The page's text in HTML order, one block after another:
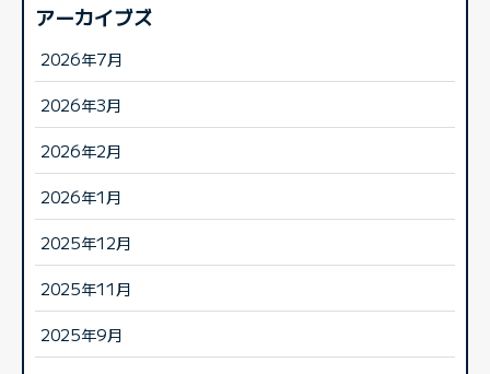
アーカイブズ
2026年7月
2026年3月
2026年2月
2026年1月
2025年12月
2025年11月
2025年9月